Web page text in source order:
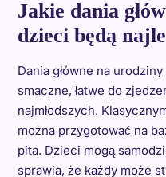
Jakie dania
dzieci będą
Dania główne na
smaczne, łatwe do
najmłodszych.
można przygotować na
pita. Dzieci mogą
sprawia, że każdy może